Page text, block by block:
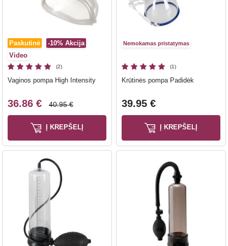
Paskutinė -10% Akcija
Video
(2)
Vaginos pompa High Intensity
36.86 € 40.95 €
Į KREPŠELĮ
Nemokamas pristatymas
(1)
Krūtinės pompa Padidėk
39.95 €
Į KREPŠELĮ